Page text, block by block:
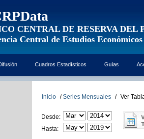
CENTRAL DE RESERVA DEL
Central de Estudios Económicos
Cuadros Estadísticos Guías
Inicio / Series Mensuales / Ver
Desde:
Hasta: